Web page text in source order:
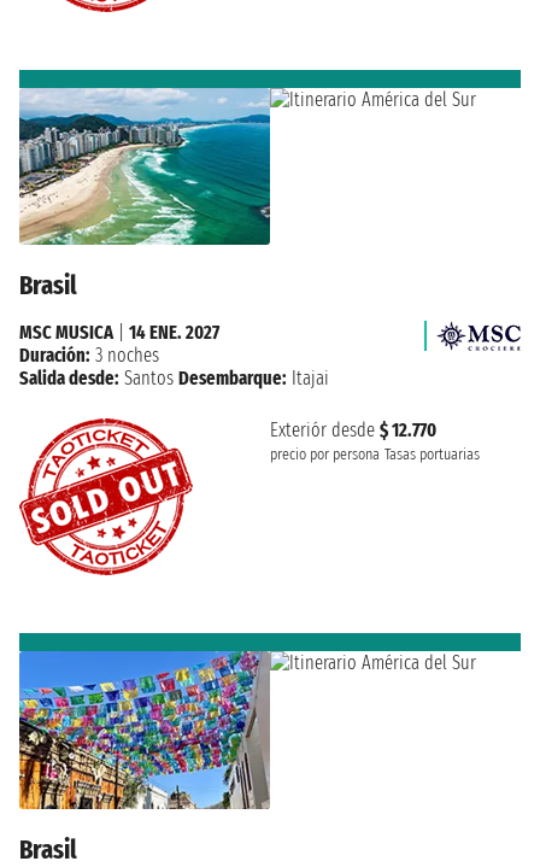
Brasil
Exteriór desde $ 12.770
precio por persona Tasas portuarias
MSC MUSICA| 14 ENE. 2027
Duración: 3 noches
Salida desde: Santos Desembarque: Itajai
Brasil